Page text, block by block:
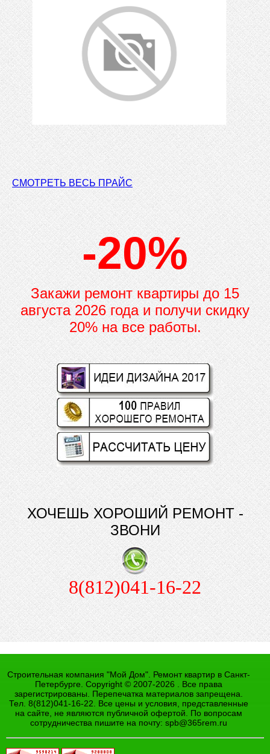
СМОТРЕТЬ ВЕСЬ ПРАЙС
-20%
Закажи ремонт квартиры до15
августа 2026 года и получи скидку
20% на все работы.
ХОЧЕШЬ ХОРОШИЙ РЕМОНТ -
ЗВОНИ
8(812)041-16-22
Строительная компания "Мой Дом". Ремонт квартир в Санкт-
Петербурге. Copyright © 2007-2026 . Все права
зарегистрированы. Перепечатка материалов запрещена.
Тел. 8(812)041-16-22. Все цены и условия, представленные
на сайте, не являются публичной офертой. По вопросам
сотрудничества пишите на почту: spb@365rem.ru